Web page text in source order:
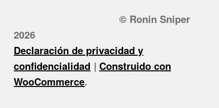
© Ronin Sniper
2026
Declaración de privacidad y
confidencialidad
Construido con
WooCommerce.